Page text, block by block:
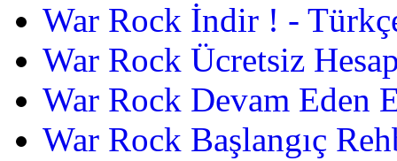
War Rock İndir ! -
War Rock Ücretsiz
War Rock Devam Eden
War Rock Başlangıç